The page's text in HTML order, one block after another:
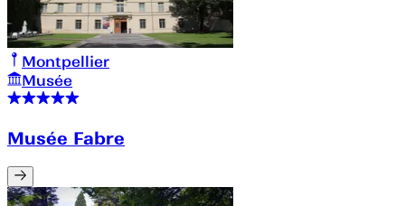
Montpellier
Musée
Musée Fabre